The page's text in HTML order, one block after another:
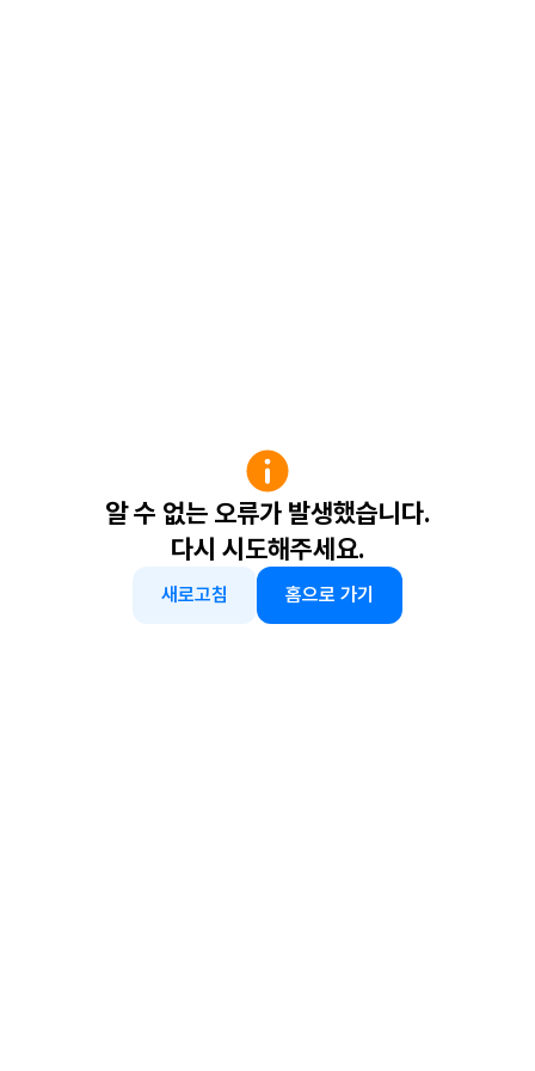
알 수 없는 오류가 발생했습니다.
다시 시도해주세요.
새로고침 홈으로 가기